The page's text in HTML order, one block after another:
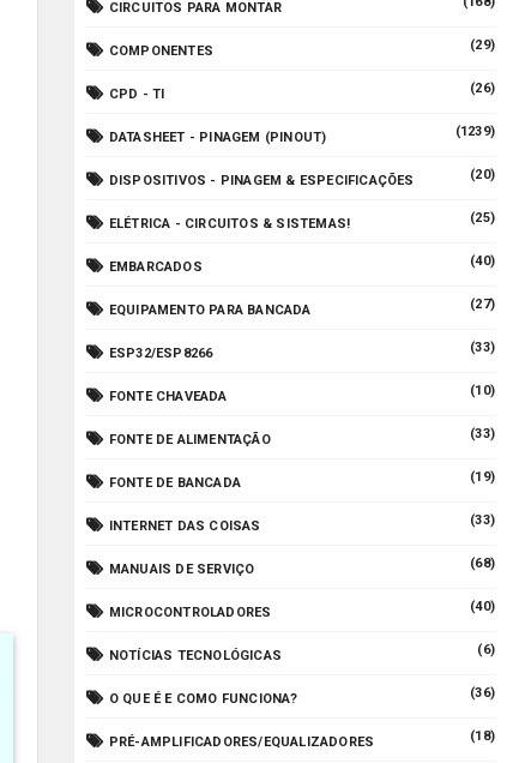
CIRCUITOS PARA MONTAR
COMPONENTES (29)
CPD - TI (26)
DATASHEET - PINAGEM (PINOUT) (1239)
DISPOSITIVOS - PINAGEM & ESPECIFICAÇÕES (20)
ELÉTRICA - CIRCUITOS & SISTEMAS! (25)
EMBARCADOS (40)
EQUIPAMENTO PARA BANCADA (27)
ESP32/ESP8266 (33)
FONTE CHAVEADA (10)
FONTE DE ALIMENTAÇÃO (33)
FONTE DE BANCADA (19)
INTERNET DAS COISAS (33)
MANUAIS DE SERVIÇO (68)
MICROCONTROLADORES (40)
NOTÍCIAS TECNOLÓGICAS (6)
O QUE É E COMO FUNCIONA? (36)
PRÉ-AMPLIFICADORES/EQUALIZADORES (18)